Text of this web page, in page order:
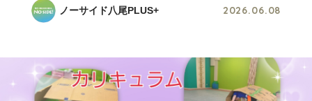
ノーサイド八尾PLUS+ 2026.06.08